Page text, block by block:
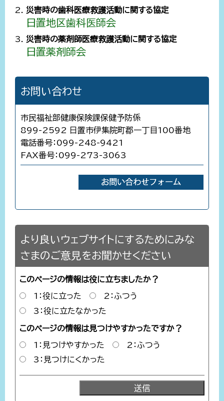
災害時の歯科医療救護活動に関する協定
日置地区歯科医師会
災害時の薬剤師医療救護活動に関する協定
日置薬剤師会
お問い合わせ
市民福祉部健康保険課保健予防係
899-2592 日置市伊集院町郡一丁目100番地
電話番号：099-248-9421
FAX番号：099-273-3063
より良いウェブサイトにするためにみな
さまのご意見をお聞かせください
このページの情報は役に立ちましたか？
1：役に立った
2：ふつう
3：役に立たなかった
このページの情報は見つけやすかったですか？
1：見つけやすかった
2：ふつう
3：見つけにくかった